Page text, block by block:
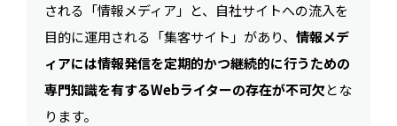
される「情報メディア」と、自社サイトへの流入を
目的に運用される「集客サイト」があり、 情報メデ
ィアには情報発信を定期的かつ継続的に行うための
専門知識を有するWebライターの存在が不可欠とな
ります。